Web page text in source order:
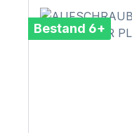
Bestand 6+